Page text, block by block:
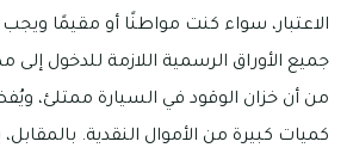
الاعتبار، سواء كنت مواطنًا أو مقيمًا ويجب
جميع الأوراق الرسمية اللازمة للدخول إلى
من أن خزان الوقود في السيارة ممتلئ،
كميات كبيرة من الأموال النقدية.